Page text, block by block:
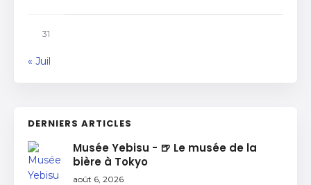
31
« Juil
DERNIERS ARTICLES
Musée Yebisu - 🍺 Le musée de la
bière à Tokyo
août 6, 2026